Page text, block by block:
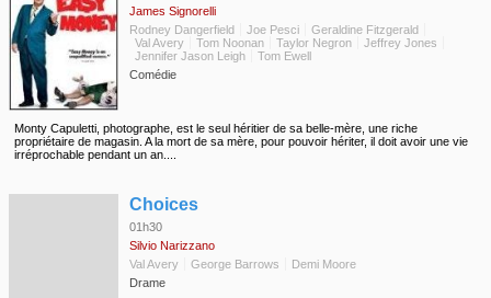
James Signorelli
Rodney Dangerfield
Joe Pesci
Geraldine Fitzgerald
Val Avery
Tom Noonan Taylor Negron
Jeffrey Jones
Jennifer Jason Leigh
Tom Ewell
Comédie
Monty Capuletti, photographe, est le seul héritier de sa belle-mère, une riche
propriétaire de magasin. A la mort de sa mère, pour pouvoir hériter, il doit avoir une vie
irréprochable pendant un an....
Choices
01h30
Silvio Narizzano
Val Avery
George Barrows
Demi Moore
Drame